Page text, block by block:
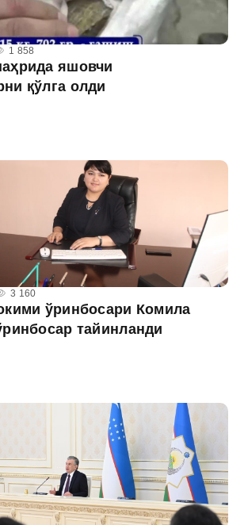
1 858
яшовчи
қўлга олди
3 160
ўринбосари Комила
тайинланди